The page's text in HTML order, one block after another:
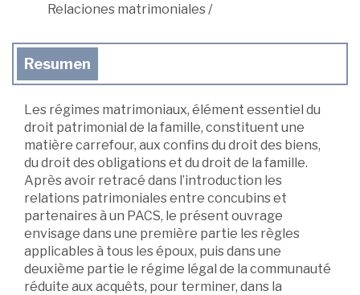
Relaciones matrimoniales /
Resumen
Les régimes matrimoniaux, élément essentiel du
droit patrimonial de la famille, constituent une
matière carrefour, aux confins du droit des biens,
du droit des obligations et du droit de la famille.
Après avoir retracé dans l’introduction les
relations patrimoniales entre concubins et
partenaires à un PACS, le présent ouvrage
envisage dans une première partie les règles
applicables à tous les époux, puis dans une
deuxième partie le régime légal de la communauté
réduite aux acquêts, pour terminer, dans la